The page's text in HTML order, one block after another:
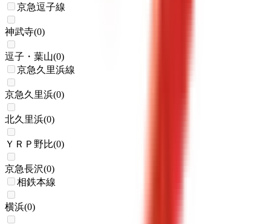
京急逗子線
神武寺(0)
逗子・葉山(0)
京急久里浜線
京急久里浜(0)
北久里浜(0)
ＹＲＰ野比(0)
京急長沢(0)
相鉄本線
横浜(0)